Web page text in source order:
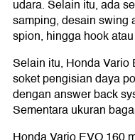
udara. Selain itu, ada
samping, desain swing
spion, hingga hook
Selain itu, Honda Vario
soket pengisian daya
dengan answer back
Sementara ukuran